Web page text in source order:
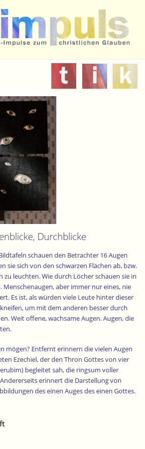
zum christlichen Glauben
Durchblicke
schauen den Betrachter 16 Augen
sie sich von den schwarzen Flächen ab, bzw.
zu leuchten. Wie durch Löcher schauen sie in
aber immer nur eines, nie
Es ist, als würden viele Leute hinter dieser
um mit dem anderen besser durch
Weit offene, wachsame Augen. Augen, die
mögen? Entfernt erinnern die vielen Augen
Ezechiel, der den Thron Gottes von vier
begleitet sah, die ringsum voller
erinnert die Darstellung von
des einen Auges des einen Gottes.
es frei. Das Gegenüber bleibt im
wie das Kreuz hinter den vier
die Augen signalisieren eine wachsame